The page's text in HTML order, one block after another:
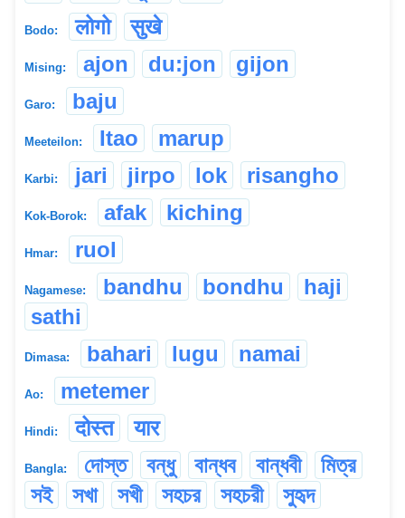
Bodo: लोगो सुखे
Mising: ajon du:jon gijon
Garo: baju
Meeteilon: Itao marup
Karbi: jari jirpo lok risangho
Kok-Borok: afak kiching
Hmar: ruol
Nagamese: bandhu bondhu
haji
sathi
Dimasa: bahari lugu namai
Ao: metemer
Hindi: दोस्त यार
Bangla: দোস্ত বন্ধু বান্ধব বান্ধবী
মিত্র
সই
সখা সখী সহচর সহচরী সুহৃদ